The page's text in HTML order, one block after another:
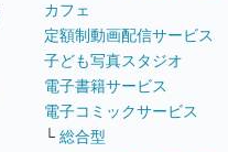
カフェ
定額制動画配信サービス
子ども写真スタジオ
電子書籍サービス
電子コミックサービス
└ 総合型